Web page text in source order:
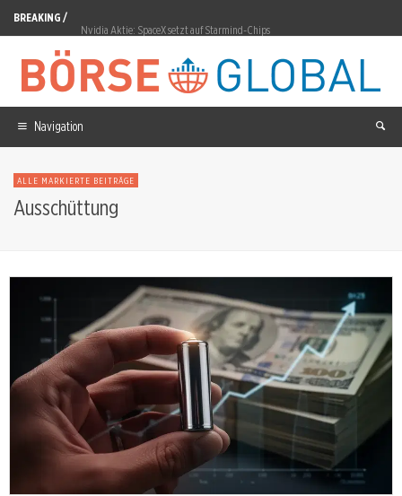
BREAKING /
ITM Power Aktie: Grüner Wasserstoff erreicht Evonik
OHB Aktie: Rekordauftrag, Kursverfall
Nel ASA Aktie: Auftragseingang steigt um 224 Prozent
Siemens Energy Aktie: North Sea Connector 2 für 50Hertz
Bajaj Mobility vor der nächsten Bilanz-Prüfung
Navigation
ALLE MARKIERTE BEITRÄGE
Ausschüttung